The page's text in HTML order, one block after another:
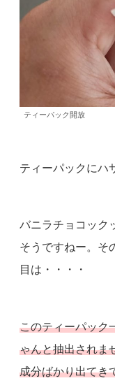
ティーパック開放
ティーパックにハ
バニラチョコック
そうですねー。そ
目は・・・・
このティーパック
ゃんと抽出されま
成分ばかり出てき